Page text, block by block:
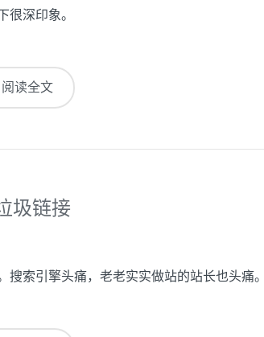
深印象。
阅读全文
圾链接
索引擎头痛，老老实实做站的站长也头痛。